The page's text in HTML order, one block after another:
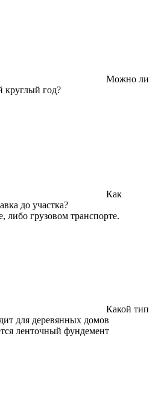
Можно ли
круглый год?
Как
до участка?
либо грузовом транспорте.
Какой тип
для деревянных домов
ленточный фундемент